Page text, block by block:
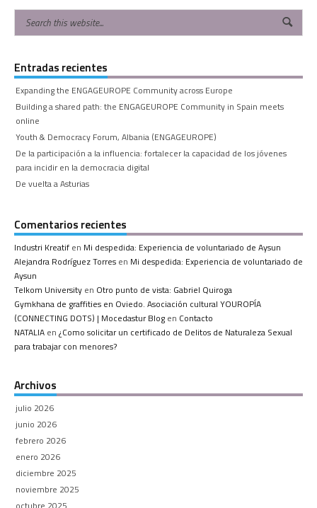
Entradas recientes
Expanding the ENGAGEUROPE Community across Europe
Building a shared path: the ENGAGEUROPE Community in Spain meets
online
Youth & Democracy Forum, Albania (ENGAGEUROPE)
De la participación a la influencia: fortalecer la capacidad de los jóvenes
para incidir en la democracia digital
De vuelta a Asturias
Comentarios recientes
Industri Kreatif en Mi despedida: Experiencia de voluntariado de Aysun
Alejandra Rodríguez Torres en Mi despedida: Experiencia de voluntariado de
Aysun
Telkom University en Otro punto de vista: Gabriel Quiroga
Gymkhana de graffities en Oviedo. Asociación cultural YOUROPÍA
(CONNECTING DOTS) | Mocedastur Blog en Contacto
NATALIA en ¿Como solicitar un certificado de Delitos de Naturaleza Sexual
para trabajar con menores?
Archivos
julio 2026
junio 2026
febrero 2026
enero 2026
diciembre 2025
noviembre 2025